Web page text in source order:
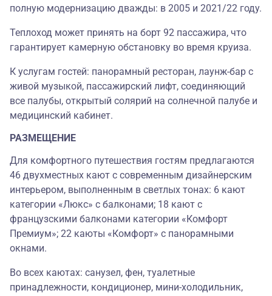
полную модернизацию дважды: в 2005 и 2021/22 году.
Теплоход может принять на борт 92 пассажира, что
гарантирует камерную обстановку во время круиза.
К услугам гостей: панорамный ресторан, лаунж-бар с
живой музыкой, пассажирский лифт, соединяющий
все палубы, открытый солярий на солнечной палубе и
медицинский кабинет.
РАЗМЕЩЕНИЕ
Для комфортного путешествия гостям предлагаются
46 двухместных кают с современным дизайнерским
интерьером, выполненным в светлых тонах: 6 кают
категории «Люкс» с балконами; 18 кают с
французскими балконами категории «Комфорт
Премиум»; 22 каюты «Комфорт» с панорамными
окнами.
Во всех каютах: санузел, фен, туалетные
принадлежности, кондиционер, мини-холодильник,